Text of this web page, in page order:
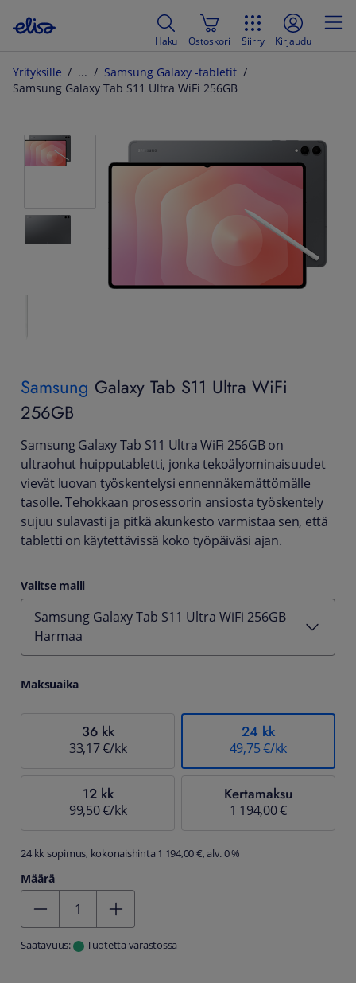
Haku Ostoskori Siirry Kirjaudu
Yrityksille
Samsung Galaxy -tabletit
Samsung Galaxy Tab S11 Ultra WiFi 256GB
Samsung Galaxy Tab S11 Ultra WiFi
256GB
Samsung Galaxy Tab S11 Ultra WiFi 256GB on
ultraohut huipputabletti, jonka tekoälyominaisuudet
vievät luovan työskentelysi ennennäkemättömälle
tasolle. Tehokkaan prosessorin ansiosta työskentely
sujuu sulavasti ja pitkä akunkesto varmistaa sen, että
tabletti on käytettävissä koko työpäiväsi ajan.
Valitse malli
Samsung Galaxy Tab S11 Ultra WiFi 256GB
Harmaa
Maksuaika
36 kk
33,17 €/kk
24 kk
49,75 €/kk
12 kk
99,50 €/kk
Kertamaksu
1 194,00 €
24 kk sopimus, kokonaishinta 1 194,00 €, alv. 0 %
Määrä
Saatavuus: Tuotetta varastossa